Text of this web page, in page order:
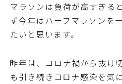
マラソンは負荷が高すぎる
ず今年はハーフマラソンを
たいと思います。
昨年は、コロナ禍から抜け
も引き続きコロナ感染を気